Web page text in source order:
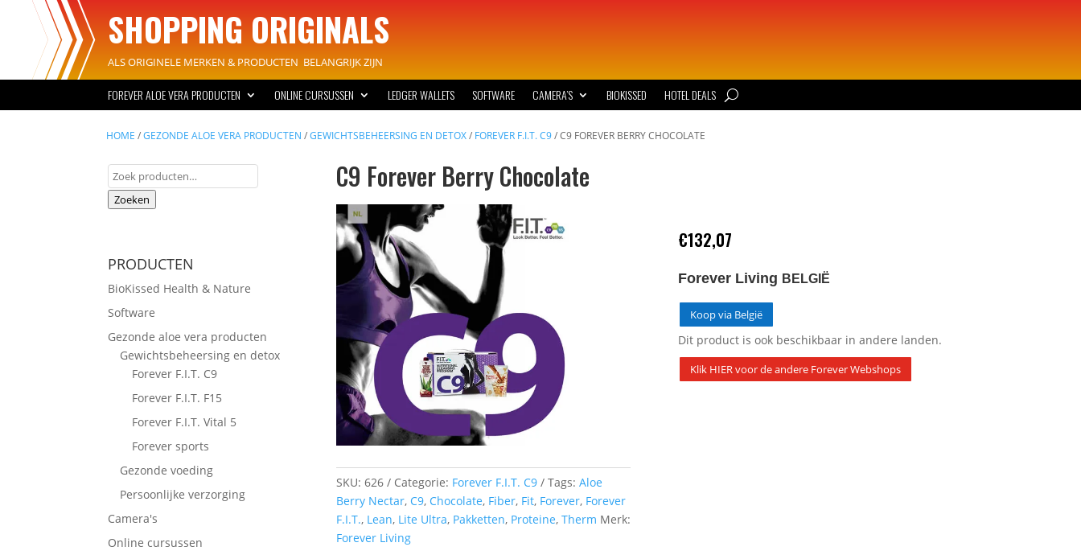
SHOPPING ORIGINALS
ALS ORIGINELE MERKEN & PRODUCTEN BELANGRIJK ZIJN
FOREVER ALOE VERA PRODUCTEN ONLINE CURSUSSEN LEDGER WALLETS SOFTWARE CAMERA’S BIOKISSED HOTEL DEALS
HOME /GEZONDE ALOE VERA PRODUCTEN /GEWICHTSBEHEERSING EN DETOX/ FOREVER F.I.T. C9/ C9 FOREVER BERRY CHOCOLATE
Zoeken
naar:
Zoeken
PRODUCTEN
BioKissed Health & Nature
Software
Gezonde aloe vera producten
Gewichtsbeheersing en detox
Forever F.I.T. C9
Forever F.I.T. F15
Forever F.I.T. Vital 5
Forever sports
Gezonde voeding
Persoonlijke verzorging
Camera's
Online cursussen
C9 Forever Berry Chocolate
SKU: 626 Categorie: Forever F.I.T. C9 Tags: Aloe
Berry Nectar, C9, Chocolate, Fiber, Fit, Forever, Forever
F.I.T., Lean, Lite Ultra, Pakketten, Proteine, Therm Merk:
Forever Living
€132,07
Forever Living BELGIË
Koop via België
Dit product is ook beschikbaar in andere landen.
Klik HIER voor de andere Forever Webshops